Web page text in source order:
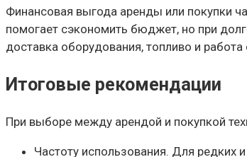
Финансовая выгода аренды или покупки
помогает сэкономить бюджет, но при
доставка оборудования, топливо и работа
Итоговые рекомендации
При выборе между арендой и покупкой
Частоту использования. Для редких